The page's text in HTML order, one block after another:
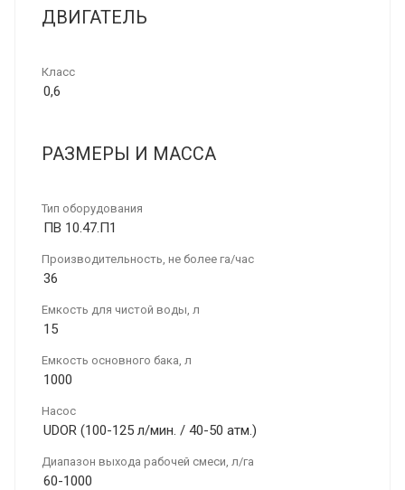
ДВИГАТЕЛЬ
Класс
0,6
РАЗМЕРЫ И МАССА
Тип оборудования
ПВ 10.47.П1
Производительность, не более га/час
36
Емкость для чистой воды, л
15
Емкость основного бака, л
1000
Насос
UDOR (100-125 л/мин. / 40-50 атм.)
Диапазон выхода рабочей смеси, л/га
60-1000